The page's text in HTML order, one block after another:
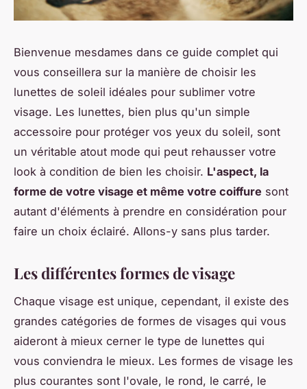
Bienvenue mesdames dans ce guide complet qui
vous conseillera sur la manière de choisir les
lunettes de soleil idéales pour sublimer votre
visage. Les lunettes, bien plus qu'un simple
accessoire pour protéger vos yeux du soleil, sont
un véritable atout mode qui peut rehausser votre
look à condition de bien les choisir. L'aspect, la
forme de votre visage et même votre coiffure sont
autant d'éléments à prendre en considération pour
faire un choix éclairé. Allons-y sans plus tarder.
Les différentes formes de visage
Chaque visage est unique, cependant, il existe des
grandes catégories de formes de visages qui vous
aideront à mieux cerner le type de lunettes qui
vous conviendra le mieux. Les formes de visage les
plus courantes sont l'ovale, le rond, le carré, le